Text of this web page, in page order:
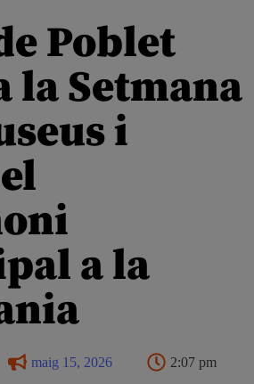
Poblet
la Setmana
i
a la
maig 15, 2026 2:07 pm